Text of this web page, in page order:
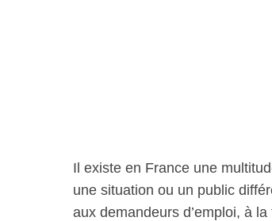
Il existe en France une
une situation ou un public
aux demandeurs d’emploi, à